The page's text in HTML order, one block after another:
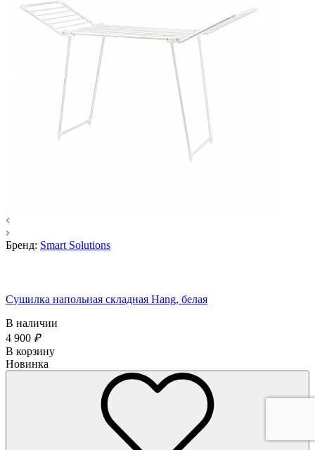
Бренд: Smart Solutions
Сушилка напольная складная Hang, белая
В наличии
4 900 ₽
В корзину
Новинка